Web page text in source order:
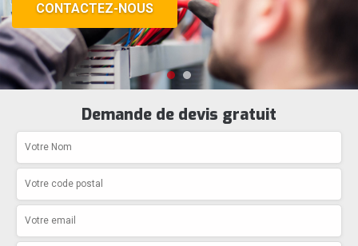
CONTACTEZ-NOUS
Demande de devis gratuit